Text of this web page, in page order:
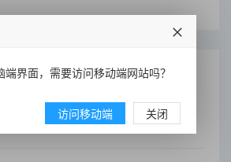
评论排序
评分排序
端界面，需要访问移动端网站吗？
访问移动端 关闭